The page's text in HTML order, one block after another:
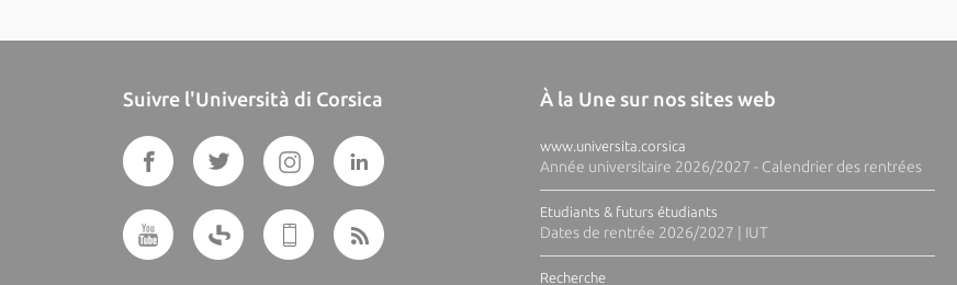
Suivre l'Università di Corsica À la Une sur nos sites web
www.universita.corsica
Année universitaire 2026/2027 - Calendrier des rentrées
Etudiants & futurs étudiants
Dates de rentrée 2026/2027 | IUT
Recherche